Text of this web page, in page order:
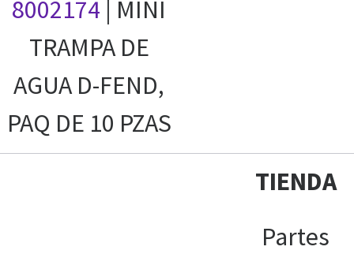
8002174 | MINI
TRAMPA DE
AGUA D-FEND,
PAQ DE 10 PZAS
TIENDA
Partes